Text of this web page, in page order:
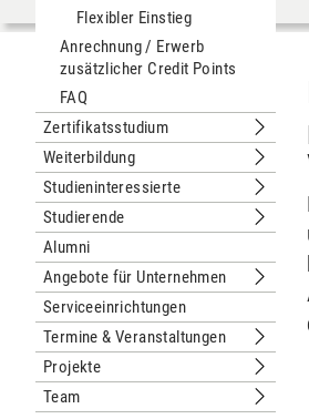
Flexibler Einstieg
Anrechnung / Erwerb
zusätzlicher Credit Points
FAQ
Zertifikatsstudium
Weiterbildung
Studieninteressierte
Studierende
Alumni
Angebote für Unternehmen
Serviceeinrichtungen
Termine & Veranstaltungen
Projekte
Team